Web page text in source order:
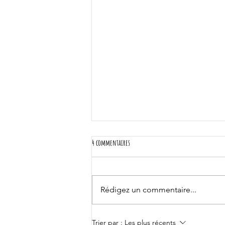
4 commentaires
Rédigez un commentaire...
Trier par : Les plus récents